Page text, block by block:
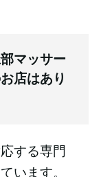
マッサー
店はあり
する専門
います。